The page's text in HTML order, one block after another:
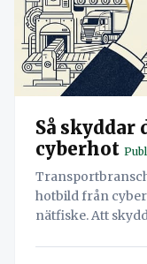
Så skyddar
cyberhot
hotbild från
nätfiske. Att